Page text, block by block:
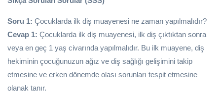
Soru 1: Çocuklarda ilk diş muayenesi ne zaman yapılmalıdır?
Cevap 1: Çocuklarda ilk diş muayenesi, ilk diş çıktıktan sonra
veya en geç 1 yaş civarında yapılmalıdır. Bu ilk muayene, diş
hekiminin çocuğunuzun ağız ve diş sağlığı gelişimini takip
etmesine ve erken dönemde olası sorunları tespit etmesine
olanak tanır.